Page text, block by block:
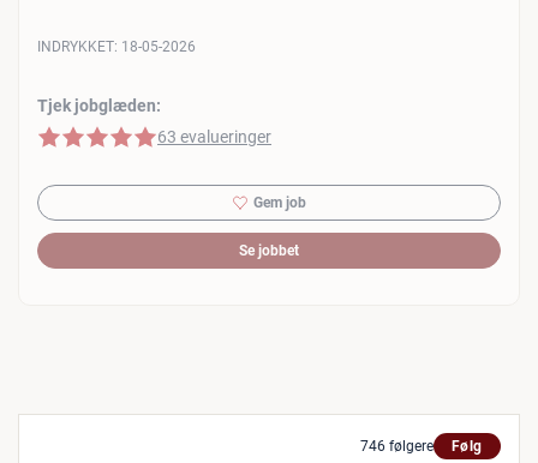
Tjek jobglæden:
5 af 5 stjerner
63 evalueringer
INDRYKKET: 18-05-2026
Gem job
Se jobbet
746 følgere Følg